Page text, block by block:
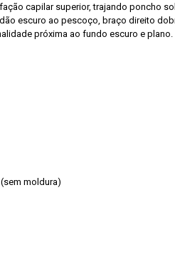
capilar superior, trajando poncho
escuro ao pescoço, braço direito
próxima ao fundo escuro e plano.
moldura)